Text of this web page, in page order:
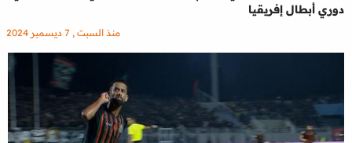
دوري أبطال إفريقيا
منذ السبت , 7 ديسمبر 2024